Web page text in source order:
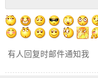
有人回复时邮件通知我